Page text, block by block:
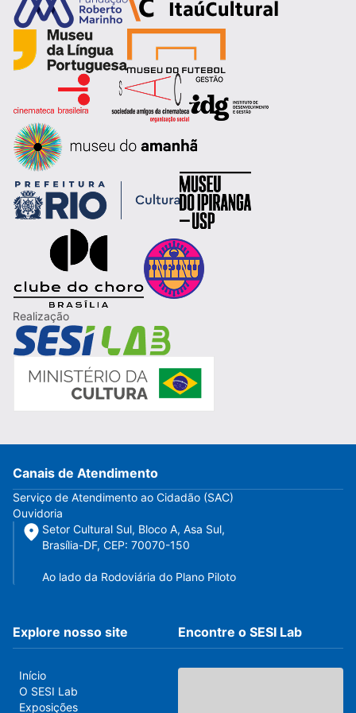
Realização
Canais de Atendimento
Serviço de Atendimento ao Cidadão (SAC)
Ouvidoria
Setor Cultural Sul, Bloco A, Asa Sul,
Brasília-DF, CEP: 70070-150
Ao lado da Rodoviária do Plano Piloto
Explore nosso site Encontre o SESI Lab
Início
O SESI Lab
Exposições